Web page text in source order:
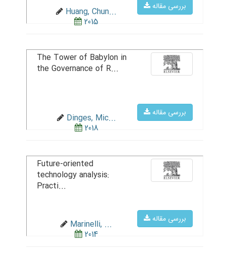
بررسی مقاله
Huang, Chun...
2015
بررسی مقاله
The Tower of Babylon in
the Governance of R...
Dinges, Mic...
2018
بررسی مقاله
Future-oriented
technology analysis:
Practi...
Marinelli, ...
2014